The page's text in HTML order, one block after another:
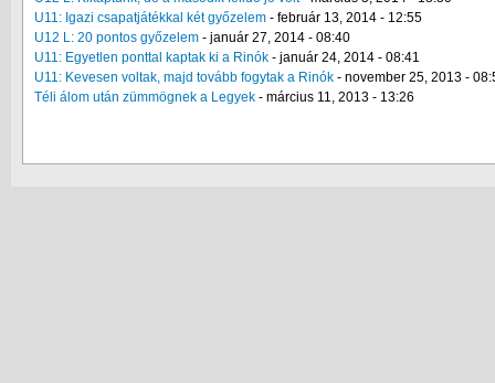
U11: Igazi csapatjátékkal két győzelem - február 13, 2014 - 12:55
U12 L: 20 pontos győzelem - január 27, 2014 - 08:40
U11: Egyetlen ponttal kaptak ki a Rinók - január 24, 2014 - 08:41
U11: Kevesen voltak, majd tovább fogytak a Rinók - november 25, 2013 -
Téli álom után zümmögnek a Legyek - március 11, 2013 - 13:26